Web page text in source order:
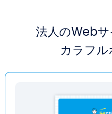
法人のWeb
カラフ